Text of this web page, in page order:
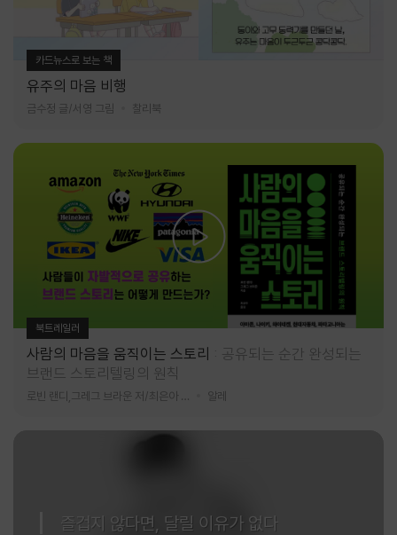
카드뉴스로 보는 책
유주의 마음 비행
금수정 글/서영 그림 찰리북
북트레일러
사람의 마음을 움직이는 스토리
공유되는 순간 완성되는
브랜드 스토리텔링의 원칙
알레
즐겁지 않다면, 달릴 이유가 없다